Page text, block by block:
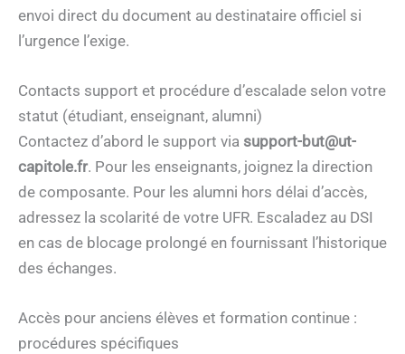
envoi direct du document au destinataire officiel si
l’urgence l’exige.
Contacts support et procédure d’escalade selon votre
statut (étudiant, enseignant, alumni)
Contactez d’abord le support via support-but@ut-
capitole.fr. Pour les enseignants, joignez la direction
de composante. Pour les alumni hors délai d’accès,
adressez la scolarité de votre UFR. Escaladez au DSI
en cas de blocage prolongé en fournissant l’historique
des échanges.
Accès pour anciens élèves et formation continue :
procédures spécifiques